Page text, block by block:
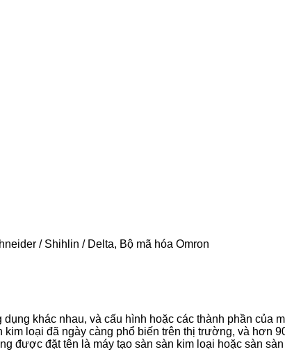
/ Shihlin / Delta, Bộ mã hóa Omron
khác nhau, và cấu hình hoặc các thành phần của
kim loại đã ngày càng phổ biến trên thị trường, và hơn
được đặt tên là máy tạo sàn sàn kim loại hoặc sàn